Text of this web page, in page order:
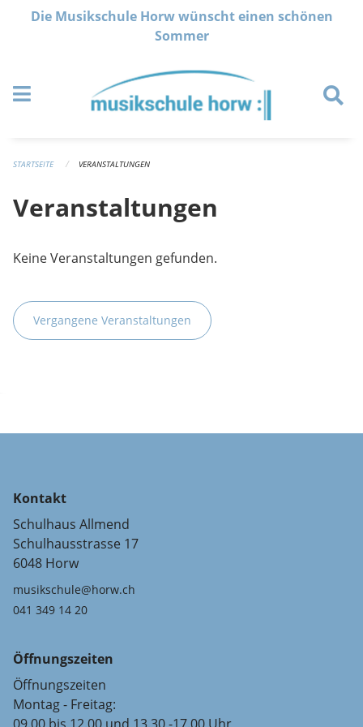
Navigation überspringen
Die Musikschule Horw wünscht einen schönen
Sommer
STARTSEITE VERANSTALTUNGEN
Veranstaltungen
Keine Veranstaltungen gefunden.
Vergangene Veranstaltungen
Kontakt
Schulhaus Allmend
Schulhausstrasse 17
6048 Horw
musikschule@horw.ch
041 349 14 20
Öffnungszeiten
Öffnungszeiten
Montag - Freitag:
09.00 bis 12.00 und 13.30 -17.00 Uhr